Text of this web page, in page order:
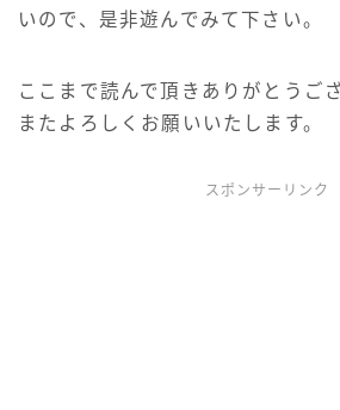
いので、是非遊んでみて下さい。
ここまで読んで頂きありがとうご
またよろしくお願いいたします。
スポンサーリンク